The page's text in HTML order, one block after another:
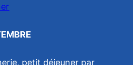
petit déjeuner par